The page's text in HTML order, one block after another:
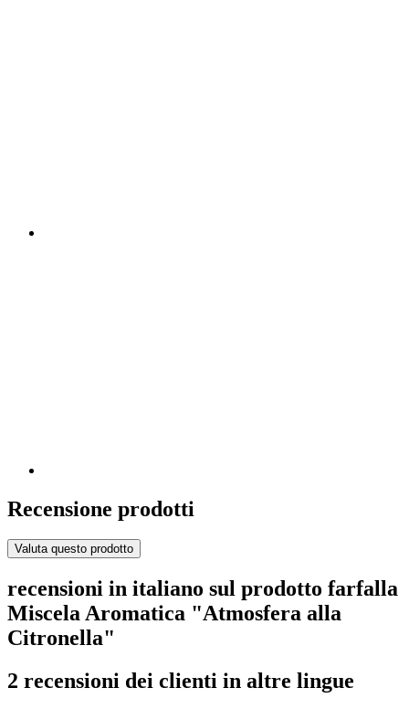
Recensione prodotti
Valuta questo prodotto
recensioni in italiano sul prodotto farfalla
Miscela Aromatica "Atmosfera alla
Citronella"
2 recensioni dei clienti in altre lingue